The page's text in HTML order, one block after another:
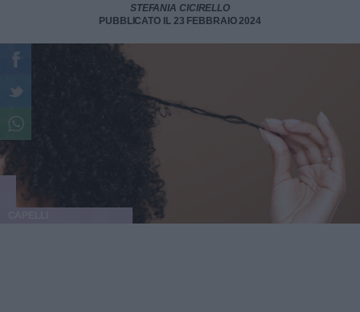
STEFANIA CICIRELLO
PUBBLICATO IL 23 FEBBRAIO 2024